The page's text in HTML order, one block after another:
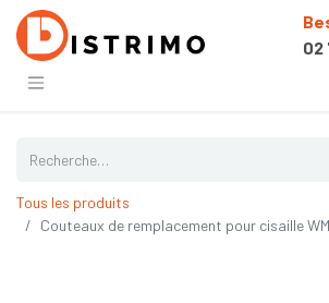
02
Tous les produits
Couteaux de remplacement pour cisaille